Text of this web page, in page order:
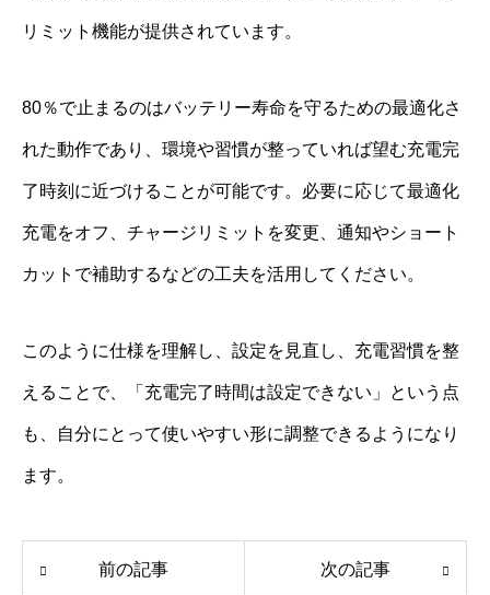
リミット機能が提供されています。
80％で止まるのはバッテリー寿命を守るための最適化さ
れた動作であり、環境や習慣が整っていれば望む充電完
了時刻に近づけることが可能です。必要に応じて最適化
充電をオフ、チャージリミットを変更、通知やショート
カットで補助するなどの工夫を活用してください。
このように仕様を理解し、設定を見直し、充電習慣を整
えることで、「充電完了時間は設定できない」という点
も、自分にとって使いやすい形に調整できるようになり
ます。
前の記事 次の記事